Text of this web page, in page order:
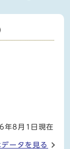
年8月1日現在
ータを見る